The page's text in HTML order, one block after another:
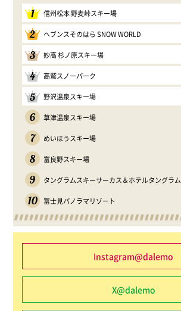
1 信州松本 野麦峠スキー場
2 ヘブンスそのはら SNOW WORLD
3 妙高 杉ノ原スキー場
4 高鷲スノーパーク
5 野沢温泉スキー場
6 草津温泉スキー場
7 めいほうスキー場
8 富良野スキー場
9 タングラムスキーサーカス＆ホテルタングラム
10 富士見パノラマリゾート
Instagram@dalemo
X@dalemo